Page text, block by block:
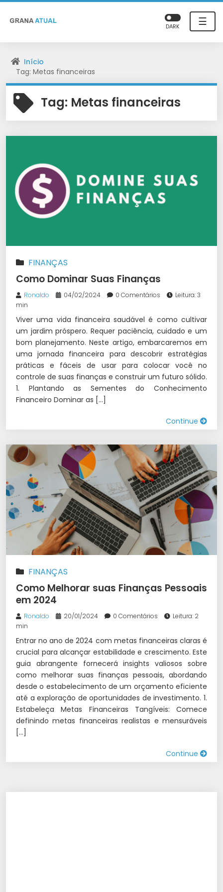
☰
DARK
Início
Tag: Metas financeiras
Tag: Metas financeiras
FINANÇAS
Como Dominar Suas Finanças
Ronaldo 04/02/2024 0 Comentários
Leitura: 3
min
Viver uma vida financeira saudável é como cultivar
um jardim próspero. Requer paciência, cuidado e um
bom planejamento. Neste artigo, embarcaremos em
uma jornada financeira para descobrir estratégias
práticas e fáceis de usar para colocar você no
controle de suas finanças e construir um futuro sólido.
1. Plantando as Sementes do Conhecimento
Financeiro Dominar as […]
Continue
FINANÇAS
Como Melhorar suas Finanças Pessoais
em 2024
Ronaldo 20/01/2024 0 Comentários
Leitura: 2
min
Entrar no ano de 2024 com metas financeiras claras é
crucial para alcançar estabilidade e crescimento. Este
guia abrangente fornecerá insights valiosos sobre
como melhorar suas finanças pessoais, abordando
desde o estabelecimento de um orçamento eficiente
até a exploração de oportunidades de investimento. 1.
Estabeleça Metas Financeiras Tangíveis: Comece
definindo metas financeiras realistas e mensuráveis
[…]
Continue